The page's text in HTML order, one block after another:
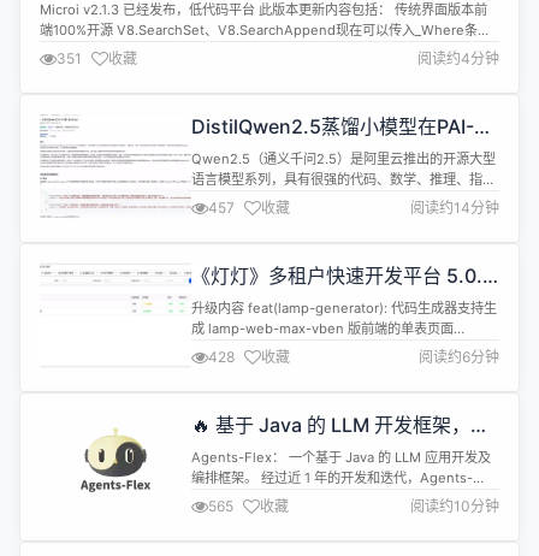
Microi v2.1.3 已经发布，低代码平台 此版本更新内容包括： 传统界面版本前
端100%开源 V8.SearchSet、V8.SearchAppend现在可以传入_Where条件
了 弹出表格控件的[弹出前事件V8代码]新增V8.OpenTableSetWhere函数 修
复PC前端v3版本表内编辑下拉框两次选择数据源丢失的bug PC前端表内编辑
新增的...
351 收藏 阅读约4分钟
DistilQwen2.5蒸馏小模型在PAI-
ModelGallery的训练、评测、压缩
及部署实践
Qwen2.5（通义千问2.5）是阿里云推出的开源大型
语言模型系列，具有很强的代码、数学、推理、指令
遵循、多语言理解等能力。DistilQwen2.5是阿里云
人工智能平台PAI基于Qwen2.5大模型推出的、通过
黑盒化知识蒸馏和白盒化Logits蒸馏结合，进行指令
一系列模型在移动设备、边缘计算等资源受限的环境
中具...
457 收藏 阅读约14分钟
《灯灯》多租户快速开发平台 5.0.7
发布，适配 vue-vben5
升级内容 feat(lamp-generator): 代码生成器支持生
成 lamp-web-max-vben 版前端的单表页面
refactor(lamp-oauth): 获取前端菜单接口支持meta
对象的activePath属性 refactor(lamp-oauth): 获取
前端菜单接口支持2级以及多级隐藏菜单 feat(lamp-
428 收藏 阅读约6分钟
🔥 基于 Java 的 LLM 开发框架，
Agents-Flex rc.7 发布
Agents-Flex： 一个基于 Java 的 LLM 应用开发及
编排框架。 经过近 1 年的开发和迭代，Agents-
Flex 终于迎来了 RC，也就意味着 API 基本稳定，接
下来的主要工作和完善文档和细节优化，进化在几个
RC 版本后，推出正式的版本。 目前，我们也基于
565 收藏 阅读约10分钟